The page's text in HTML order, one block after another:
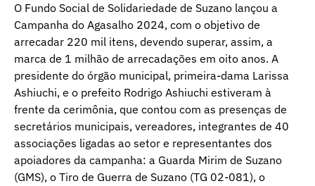
O Fundo Social de Solidariedade de Suzano lançou a
Campanha do Agasalho 2024, com o objetivo de
arrecadar 220 mil itens, devendo superar, assim, a
marca de 1 milhão de arrecadações em oito anos. A
presidente do órgão municipal, primeira-dama Larissa
Ashiuchi, e o prefeito Rodrigo Ashiuchi estiveram à
frente da cerimônia, que contou com as presenças de
secretários municipais, vereadores, integrantes de 40
associações ligadas ao setor e representantes dos
apoiadores da campanha: a Guarda Mirim de Suzano
(GMS), o Tiro de Guerra de Suzano (TG 02-081), o